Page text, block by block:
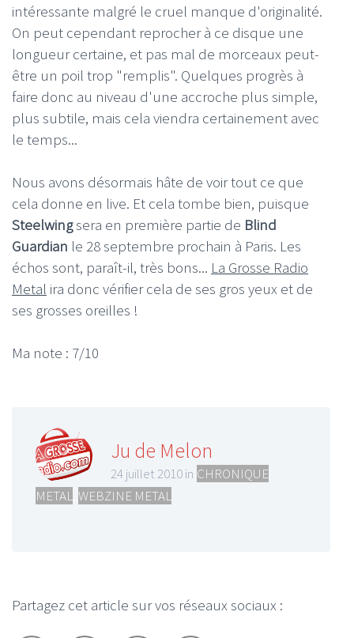
intéressante malgré le cruel manque d'originalité.
On peut cependant reprocher à ce disque une
longueur certaine, et pas mal de morceaux peut-
être un poil trop "remplis". Quelques progrès à
faire donc au niveau d'une accroche plus simple,
plus subtile, mais cela viendra certainement avec
le temps...
Nous avons désormais hâte de voir tout ce que
cela donne en live. Et cela tombe bien, puisque
Steelwingsera en première partie de Blind
Guardian le 28 septembre prochain à Paris. Les
échos sont, paraît-il, très bons... La Grosse Radio
Metal ira donc vérifier cela de ses gros yeux et de
ses grosses oreilles !
Ma note : 7/10
Ju de Melon
24 juillet 2010 in CHRONIQUE
METAL WEBZINE METAL
Partagez cet article sur vos réseaux sociaux :